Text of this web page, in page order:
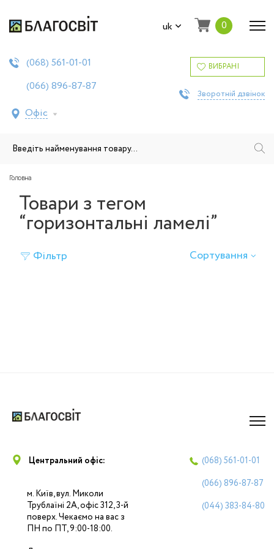
uk 0
(068) 561-01-01
(066) 896-87-87
Офіс
ВИБРАНІ
Зворотній дзвінок
Головна
Товари з тегом
“горизонтальні ламелі”
Фільтр Сортування
Центральний офіс:
м. Київ, вул. Миколи
Трублаїні 2А, офіс 312, 3-й
поверх. Чекаємо на вас з
ПН по ПТ, 9:00-18:00.
(068) 561-01-01
(066) 896-87-87
(044) 383-84-80